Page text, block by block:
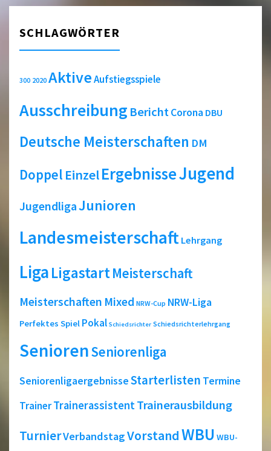
SCHLAGWÖRTER
300 2020 AktiveAufstiegsspiele
Ausschreibung BerichtCorona DBU
Deutsche Meisterschaften DM
Doppel EinzelErgebnisseJugend
JugendligaJunioren
Landesmeisterschaft Lehrgang
LigaLigastartMeisterschaft
Meisterschaften Mixed NRW-Cup NRW-Liga
Perfektes Spiel Pokal Schiedsrichter Schiedsrichterlehrgang
SeniorenSeniorenliga
SeniorenligaergebnisseStarterlisten Termine
TrainerTrainerassistentTrainerausbildung
TurnierVerbandstagVorstandWBU WBU-